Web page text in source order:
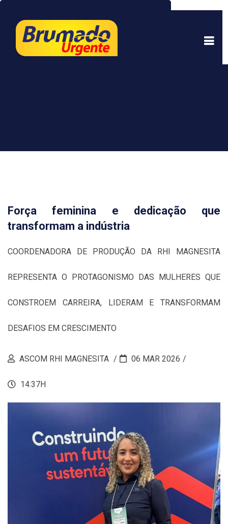
experiência. Ao continuar a navegar, você está
de acordo com isso.Saber mais.
Força feminina e dedicação que
transformam a indústria
COORDENADORA DE PRODUÇÃO DA RHI MAGNESITA
REPRESENTA O PROTAGONISMO DAS MULHERES QUE
CONSTROEM CARREIRA, LIDERAM E TRANSFORMAM
DESAFIOS EM CRESCIMENTO
ASCOM RHI MAGNESITA 06 MAR 2026
14:37H